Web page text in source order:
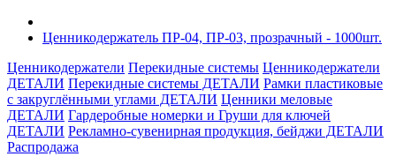
Ценникодержатель ПР-04, ПР-03, прозрачный - 1000шт.
Ценникодержатели Перекидные системы Ценникодержатели
ДЕТАЛИ Перекидные системы ДЕТАЛИ Рамки пластиковые
c закруглёнными углами ДЕТАЛИ Ценники меловые
ДЕТАЛИ Гардеробные номерки и Груши для ключей
ДЕТАЛИ Рекламно-сувенирная продукция, бейджи ДЕТАЛИ
Распродажа